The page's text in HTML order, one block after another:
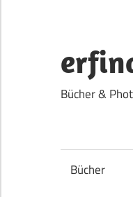
springen
Bücher &
Bücher